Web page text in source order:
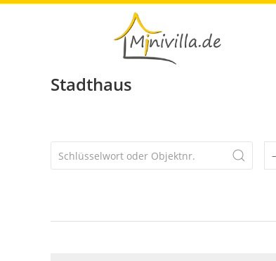
Stadthaus